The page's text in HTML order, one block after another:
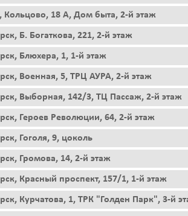
Кольцово, 18 А, Дом быта, 2-й этаж
Б. Богаткова, 221, 2-й этаж
Блюхера, 1, 1-й этаж
Военная, 5, ТРЦ АУРА, 2-й этаж
Выборная, 142/3, ТЦ Пассаж, 2-й этаж
Героев Революции, 64, 2-й этаж
Гоголя, 9, цоколь
Громова, 14, 2-й этаж
Красный проспект, 157/1, 1-й этаж
Курчатова, 1, ТРК "Голден Парк", 3-й